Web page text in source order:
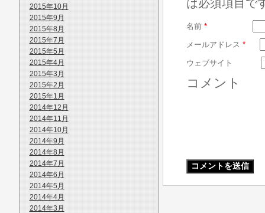
2015年10月
2015年9月
2015年8月
2015年7月
2015年5月
2015年4月
2015年3月
2015年2月
2015年1月
2014年12月
2014年11月
2014年10月
2014年9月
2014年8月
2014年7月
2014年6月
2014年5月
2014年4月
2014年3月
は必須項目で
名前 *
メールアドレス *
ウェブサイト
コメント